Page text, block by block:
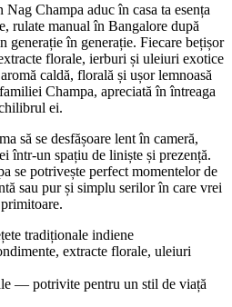
Champa aduc în casa ta esența
rulate manual în Bangalore după
generație în generație. Fiecare bețișor
florale, ierburi și uleiuri exotice
caldă, florală și ușor lemnoasă
Champa, apreciată în întreaga
ei.
să se desfășoare lent în cameră,
într-un spațiu de liniște și prezență.
se potrivește perfect momentelor de
sau pur și simplu serilor în care vrei
tradiționale indiene
extracte florale, uleiuri
— potrivite pentru un stil de viață